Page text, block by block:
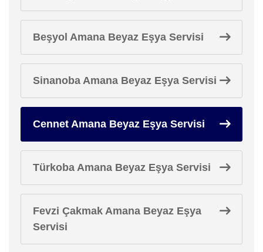
Beşyol Amana Beyaz Eşya Servisi
Sinanoba Amana Beyaz Eşya Servisi
Cennet Amana Beyaz Eşya Servisi
Türkoba Amana Beyaz Eşya Servisi
Fevzi Çakmak Amana Beyaz Eşya
Servisi